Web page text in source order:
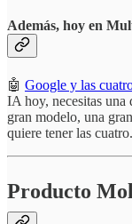
Además, hoy en
🤖 Google y las
IA hoy, necesitas una
gran modelo, una
quiere tener las cuatro.
Producto